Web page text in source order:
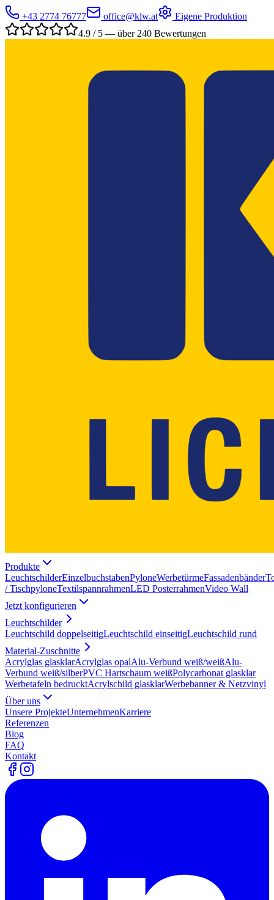
+43 2774 76777 office@klw.at
Eigene Produktion
4.9 / 5 — über 240 Bewertungen
Produkte
LeuchtschilderEinzelbuchstabenPyloneWerbetürmeFassadenbänder
/ TischpyloneTextilspannrahmenLED PosterrahmenVideo Wall
Jetzt konfigurieren
Leuchtschilder
Leuchtschild doppelseitigLeuchtschild einseitigLeuchtschild rund
Material-Zuschnitte
Acrylglas glasklarAcrylglas opalAlu-Verbund weiß/weißAlu-
Verbund weiß/silberPVC Hartschaum weißPolycarbonat glasklar
Werbetafeln bedrucktAcrylschild glasklarWerbebanner & Netzvinyl
Über uns
Unsere ProjekteUnternehmenKarriere
Referenzen
Blog
FAQ
Kontakt